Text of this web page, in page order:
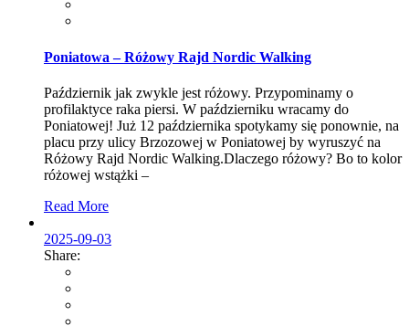
Poniatowa – Różowy Rajd Nordic Walking
Październik jak zwykle jest różowy. Przypominamy o
profilaktyce raka piersi. W październiku wracamy do
Poniatowej! Już 12 października spotykamy się ponownie, na
placu przy ulicy Brzozowej w Poniatowej by wyruszyć na
Różowy Rajd Nordic Walking.Dlaczego różowy? Bo to kolor
różowej wstążki –
Read More
2025-09-03
Share: